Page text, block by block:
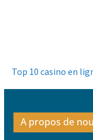
Top 10 casino en
A propos de